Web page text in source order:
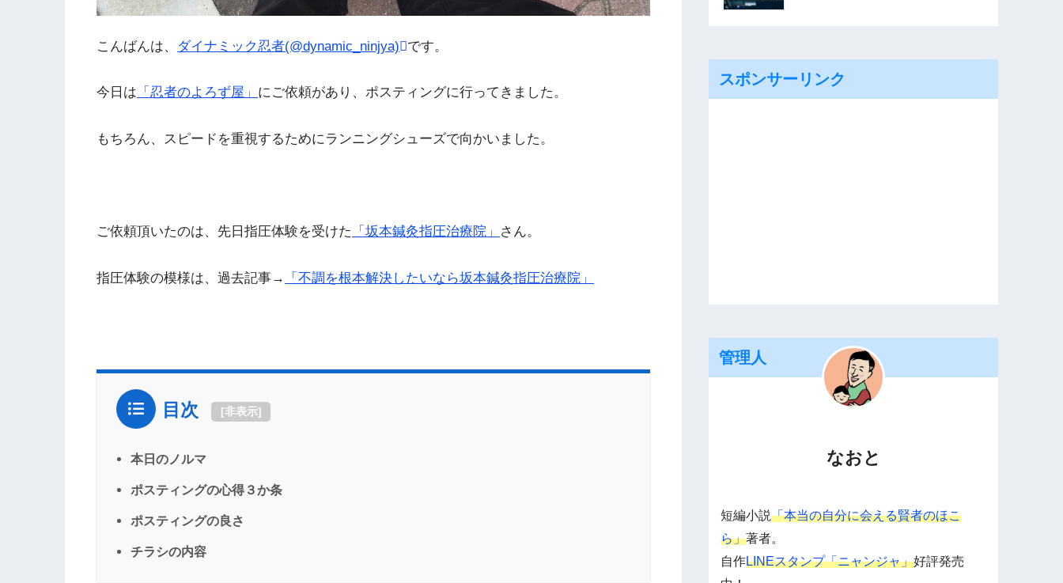
こんばんは、 ダイナミック忍者(@dynamic_ninjya) です。
今日は 「忍者のよろず屋」 にご依頼があり、ポスティングに行ってきました。
もちろん、スピードを重視するためにランニングシューズで向かいました。
ご依頼頂いたのは、先日指圧体験を受けた 「坂本鍼灸指圧治療院」 さん。
指圧体験の模様は、過去記事→ 「不調を根本解決したいなら坂本鍼灸指圧治療院」
目次 [非表示]
本日のノルマ
ポスティングの心得３か条
ポスティングの良さ
チラシの内容
スポンサーリンク
管理人
なおと
短編小説「本当の自分に会える賢者のほこ
ら」著者。
自作LINEスタンプ「ニャンジャ」好評発売